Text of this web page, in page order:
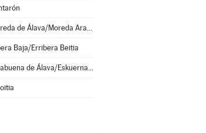
Moreda de Álava/Moreda Araba
Baja/Erribera Beitia
Villabuena de Álava/Eskuernaga